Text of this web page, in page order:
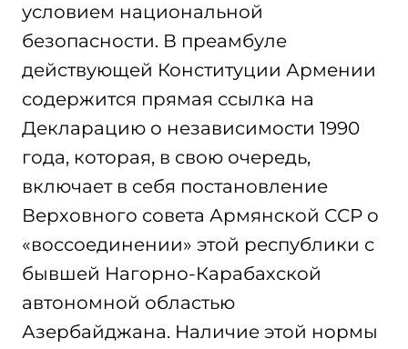
условием национальной
безопасности. В преамбуле
действующей Конституции Армении
содержится прямая ссылка на
Декларацию о независимости 1990
года, которая, в свою очередь,
включает в себя постановление
Верховного совета Армянской ССР о
«воссоединении» этой республики с
бывшей Нагорно-Карабахской
автономной областью
Азербайджана. Наличие этой нормы